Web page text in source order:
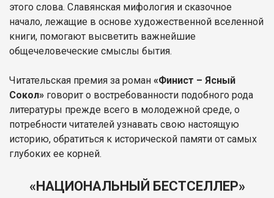
этого слова. Славянская мифология и сказочное
начало, лежащие в основе художественной вселенной
книги, помогают высветить важнейшие
общечеловеческие смыслы бытия.
Читательская премия за роман «Финист – Ясный
Сокол» говорит о востребованности подобного рода
литературы прежде всего в молодежной среде, о
потребности читателей узнавать свою настоящую
историю, обратиться к исторической памяти от самых
глубоких ее корней.
«НАЦИОНАЛЬНЫЙ БЕСТСЕЛЛЕР»